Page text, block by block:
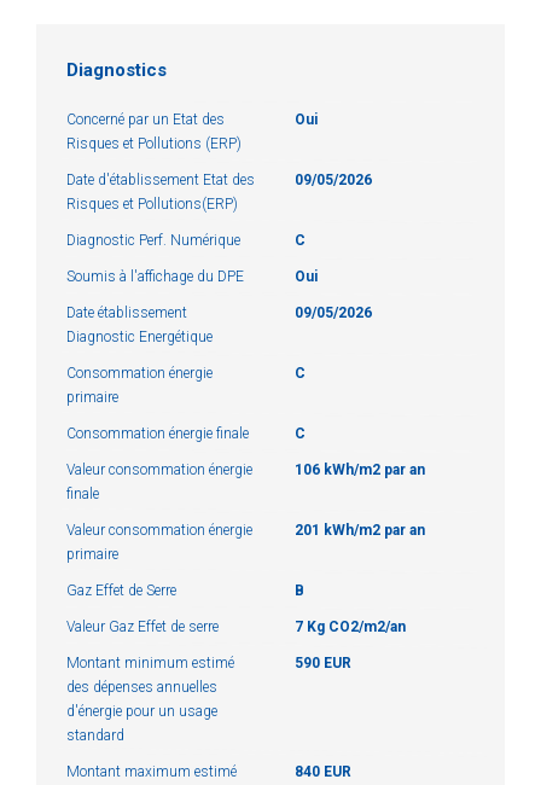
Diagnostics
Concerné par un Etat des
Risques et Pollutions (ERP)
Oui
Date d'établissement Etat des
Risques et Pollutions(ERP)
09/05/2026
Diagnostic Perf. Numérique C
Soumis à l'affichage du DPE Oui
Date établissement
Diagnostic Energétique
09/05/2026
Consommation énergie
primaire
C
Consommation énergie finale C
Valeur consommation énergie
finale
106 kWh/m2 par an
Valeur consommation énergie
primaire
201 kWh/m2 par an
Gaz Effet de Serre B
Valeur Gaz Effet de serre 7 Kg CO2/m2/an
Montant minimum estimé
des dépenses annuelles
d'énergie pour un usage
standard
590 EUR
Montant maximum estimé
840 EUR